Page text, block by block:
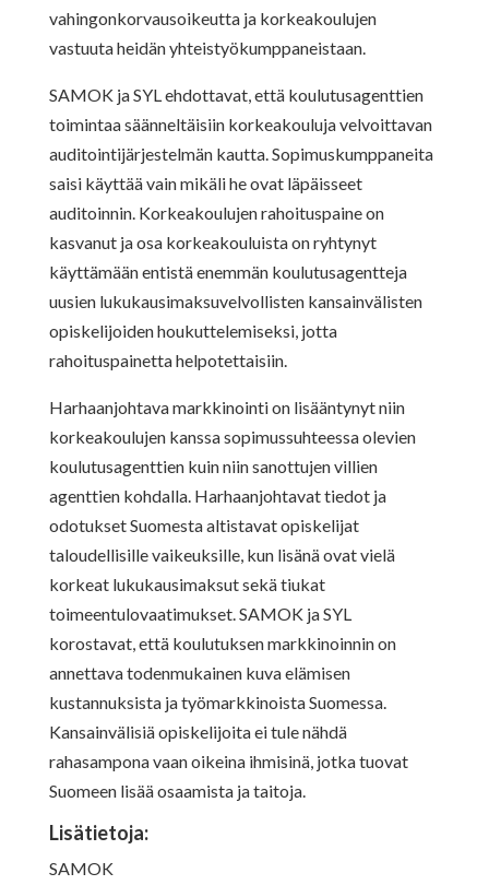
vahingonkorvausoikeutta ja korkeakoulujen
vastuuta heidän yhteistyökumppaneistaan.
SAMOK ja SYL ehdottavat, että koulutusagenttien
toimintaa säänneltäisiin korkeakouluja velvoittavan
auditointijärjestelmän kautta. Sopimuskumppaneita
saisi käyttää vain mikäli he ovat läpäisseet
auditoinnin. Korkeakoulujen rahoituspaine on
kasvanut ja osa korkeakouluista on ryhtynyt
käyttämään entistä enemmän koulutusagentteja
uusien lukukausimaksuvelvollisten kansainvälisten
opiskelijoiden houkuttelemiseksi, jotta
rahoituspainetta helpotettaisiin.
Harhaanjohtava markkinointi on lisääntynyt niin
korkeakoulujen kanssa sopimussuhteessa olevien
koulutusagenttien kuin niin sanottujen villien
agenttien kohdalla. Harhaanjohtavat tiedot ja
odotukset Suomesta altistavat opiskelijat
taloudellisille vaikeuksille, kun lisänä ovat vielä
korkeat lukukausimaksut sekä tiukat
toimeentulovaatimukset. SAMOK ja SYL
korostavat, että koulutuksen markkinoinnin on
annettava todenmukainen kuva elämisen
kustannuksista ja työmarkkinoista Suomessa.
Kansainvälisiä opiskelijoita ei tule nähdä
rahasampona vaan oikeina ihmisinä, jotka tuovat
Suomeen lisää osaamista ja taitoja.
Lisätietoja:
SAMOK